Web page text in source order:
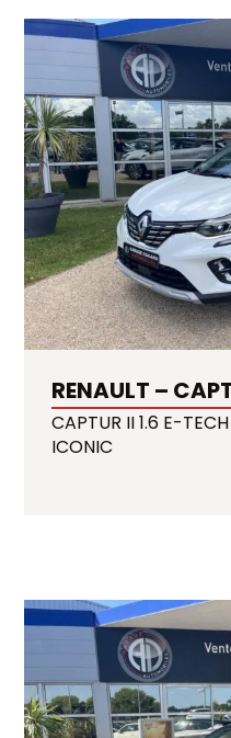
RENAULT –
CAPTUR II 1.6 E-
ICONIC